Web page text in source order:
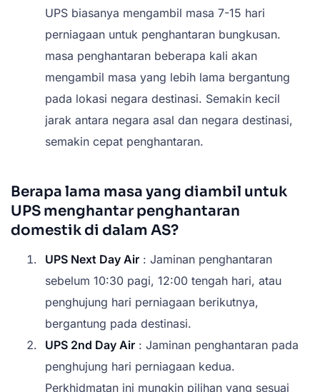
UPS biasanya mengambil masa 7-15 hari
perniagaan untuk penghantaran bungkusan.
masa penghantaran beberapa kali akan
mengambil masa yang lebih lama bergantung
pada lokasi negara destinasi. Semakin kecil
jarak antara negara asal dan negara destinasi,
semakin cepat penghantaran.
Berapa lama masa yang diambil untuk
UPS menghantar penghantaran
domestik di dalam AS?
UPS Next Day Air : Jaminan penghantaran
sebelum 10:30 pagi, 12:00 tengah hari, atau
penghujung hari perniagaan berikutnya,
bergantung pada destinasi.
UPS 2nd Day Air : Jaminan penghantaran pada
penghujung hari perniagaan kedua.
Perkhidmatan ini mungkin pilihan yang sesuai